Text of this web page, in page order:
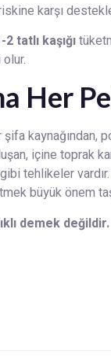
karşı
tatlı kaşığı
Her
içine toprak
gibi tehlikeler
büyük önem
demek değildir.